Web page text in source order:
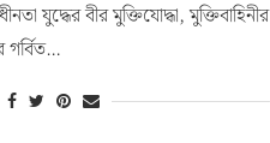
যুদ্ধের বীর মুক্তিযোদ্ধা, মুক্তিবাহিনীর